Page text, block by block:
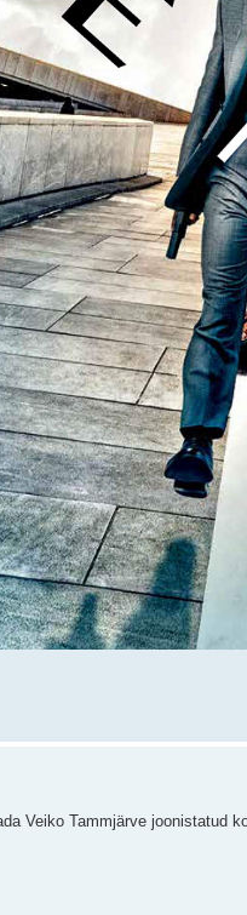
Veiko Tammjärve joonistatud